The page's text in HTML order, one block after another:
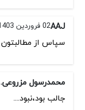
AAJ02 فروردین 1403 - 18:56
سپاس از مطالبتون
محمدرسول
جالب بود،نبود....